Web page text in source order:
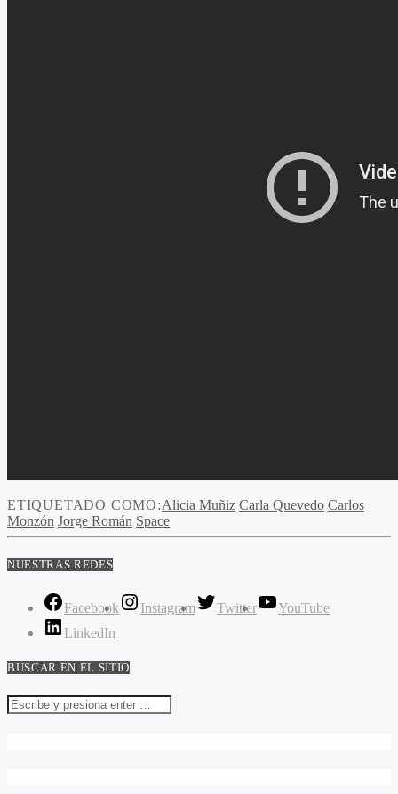
ETIQUETADO COMO:Alicia Muñiz Carla Quevedo Carlos
Monzón Jorge Román Space
NUESTRAS REDES
Facebook Instagram Twitter
YouTube
LinkedIn
BUSCAR EN EL SITIO